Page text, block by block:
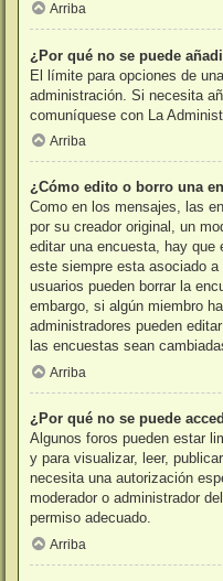
Arriba
¿Por qué no se puede
El límite para opciones de
administración. Si necesita
comuníquese con La
Arriba
¿Cómo edito o borro una
Como en los mensajes, las
por su creador original, un
editar una encuesta, hay que
este siempre esta asociado
usuarios pueden borrar la
embargo, si algún miembro
administradores pueden
las encuestas sean
Arriba
¿Por qué no se puede
Algunos foros pueden estar
y para visualizar, leer,
necesita una autorización
moderador o administrador
permiso adecuado.
Arriba